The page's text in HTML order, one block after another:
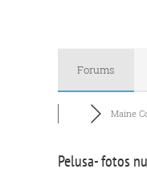
Forums
Maine
Pelusa- fotos